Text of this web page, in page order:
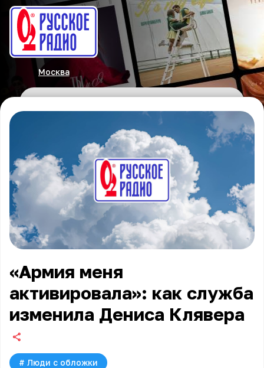
Москва
«Армия меня
активировала»: как служба
изменила Дениса Клявера
# Люди с обложки